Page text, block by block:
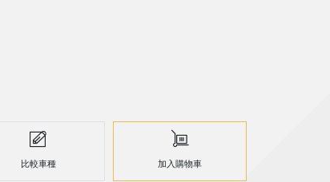
比較車種 加入購物車